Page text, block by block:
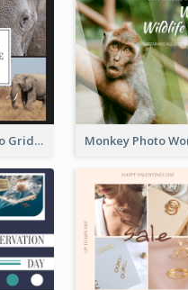
Elephant Photo Grid World Wildlife Day Instagram Post